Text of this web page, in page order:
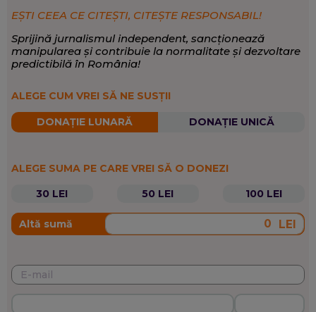
EȘTI CEEA CE CITEȘTI, CITEȘTE RESPONSABIL!
Sprijină jurnalismul independent, sancționează
manipularea și contribuie la normalitate și dezvoltare
predictibilă în România!
ALEGE CUM VREI SĂ NE SUSȚII
DONAȚIE LUNARĂ DONAȚIE UNICĂ
ALEGE SUMA PE CARE VREI SĂ O DONEZI
30 LEI
50 LEI 100 LEI
Altă sumă LEI